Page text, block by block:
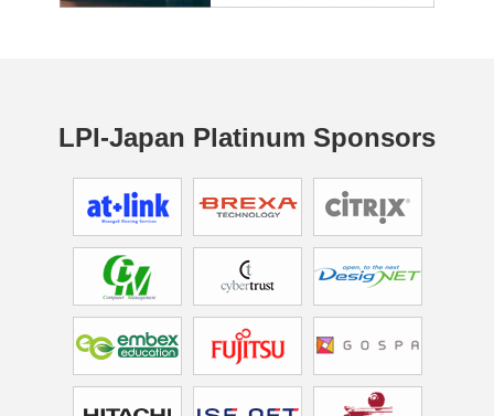
LPI-Japan Platinum Sponsors